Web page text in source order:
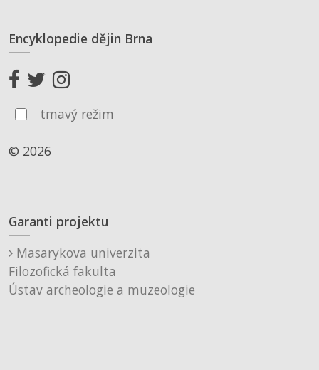
Encyklopedie dějin Brna
tmavý režim
© 2026
Garanti projektu
Masarykova univerzita
Filozofická fakulta
Ústav archeologie a muzeologie